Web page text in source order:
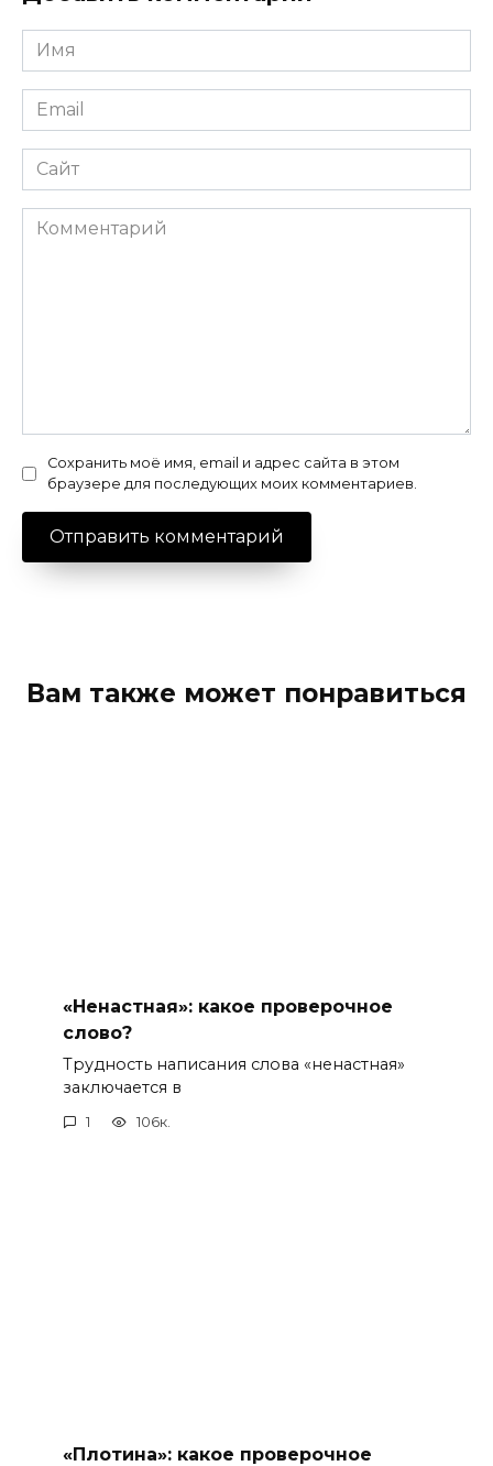
Имя
*
Email
*
Сайт
Комментарий
Сохранить моё имя, email и адрес сайта в этом
браузере для последующих моих комментариев.
Вам также может понравиться
«Ненастная»: какое проверочное
слово?
Трудность написания слова «ненастная»
заключается в
1 106к.
«Плотина»: какое проверочное